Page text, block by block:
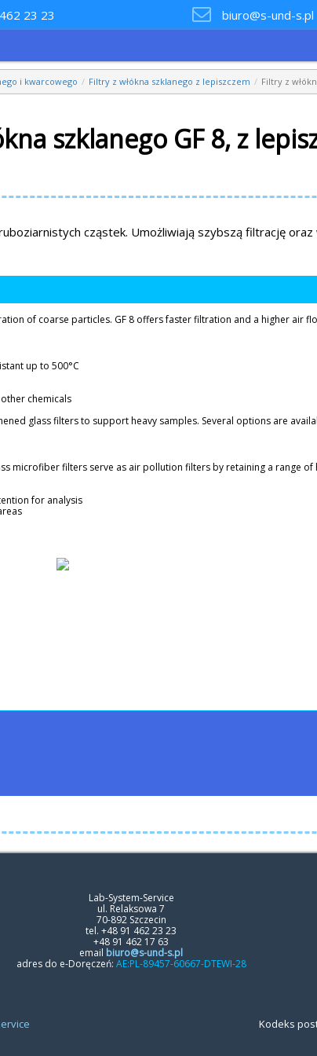
23 23
biuro@s-und-s.pl
i kwarcowego Filtry z włókna szklanego z lepiszczem Filtry z
szklanego GF 8, z
cząstek. Umożliwiają szybszą filtrację
of coarse particles. GF 8 offers faster filtration and a higher air
up to 500°C
chemicals
glass filters to support heavy samples. Several options are
microfiber filters serve as air pollution filters by retaining a range
for analysis
Lab-System-Service
ul. Relaksowa 7
70-892 Szczecin
tel. +48 91 462 23 23
+48 91 462 17 63
email biuro@s-und-s.pl
adres do e-Doręczeń: AE:PL-89457-60667-DTEWI-28
Kodeks